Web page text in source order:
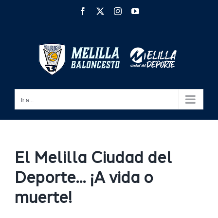
Facebook InstagramYouTube
Ir a...
El Melilla Ciudad del
Deporte… ¡A vida o
muerte!